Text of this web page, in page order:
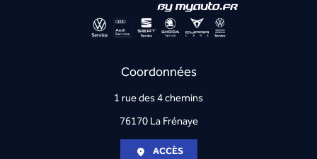
Coordonnées
1 rue des 4 chemins
76170 La Frénaye
ACCÈS